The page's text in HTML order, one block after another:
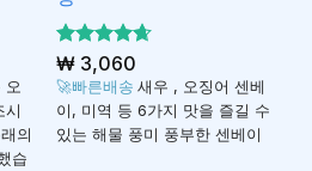
오
시
의
습
5 중에서
4.67로 평
가됨
₩3,060
🚀빠른배송 새우 , 오징어 센베
이, 미역 등 6가지 맛을 즐길 수
있는 해물 풍미 풍부한 센베이